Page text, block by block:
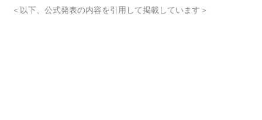
ロジェクト。通称「ヒプマイ」。こ
＜以下、公式発表の内容を引用して掲載しています＞